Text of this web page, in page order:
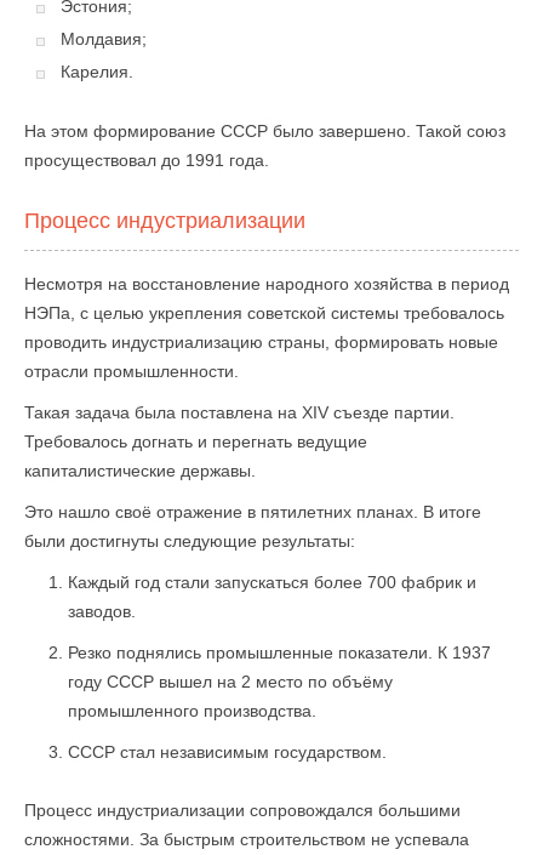
Эстония;
Молдавия;
Карелия.
На этом формирование СССР было завершено. Такой союз
просуществовал до 1991 года.
Процесс индустриализации
Несмотря на восстановление народного хозяйства в период
НЭПа, с целью укрепления советской системы требовалось
проводить индустриализацию страны, формировать новые
отрасли промышленности.
Такая задача была поставлена на XIV съезде партии.
Требовалось догнать и перегнать ведущие
капиталистические державы.
Это нашло своё отражение в пятилетних планах. В итоге
были достигнуты следующие результаты:
Каждый год стали запускаться более 700 фабрик и
заводов.
Резко поднялись промышленные показатели. К 1937
году СССР вышел на 2 место по объёму
промышленного производства.
СССР стал независимым государством.
Процесс индустриализации сопровождался большими
сложностями. За быстрым строительством не успевала